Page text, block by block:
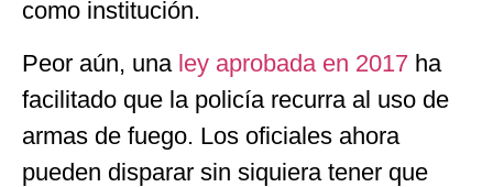
como institución.
Peor aún, una ley aprobada en 2017 ha
facilitado que la policía recurra al uso de
armas de fuego. Los oficiales ahora
pueden disparar sin siquiera tener que